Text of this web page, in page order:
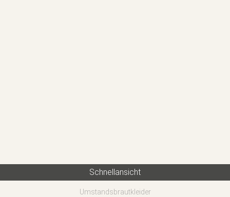
Schnellansicht
Umstandsbrautkleider